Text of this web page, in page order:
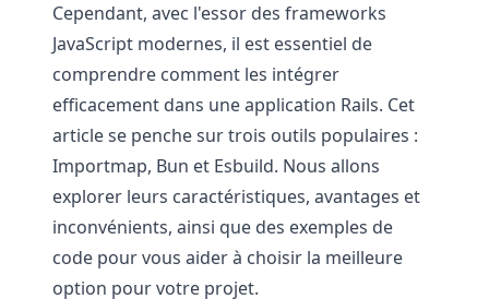
Cependant, avec l'essor des frameworks
JavaScript modernes, il est essentiel de
comprendre comment les intégrer
efficacement dans une application Rails. Cet
article se penche sur trois outils populaires :
Importmap, Bun et Esbuild. Nous allons
explorer leurs caractéristiques, avantages et
inconvénients, ainsi que des exemples de
code pour vous aider à choisir la meilleure
option pour votre projet.